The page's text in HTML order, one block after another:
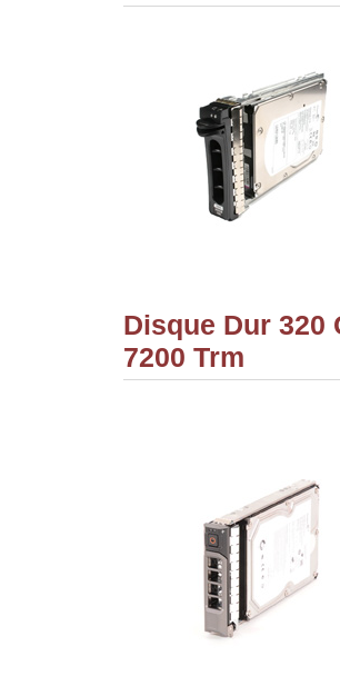
Disque Dur 320
7200 Trm